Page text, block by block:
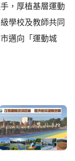
，厚植基層運動
學校及教師共同
邁向「運動城